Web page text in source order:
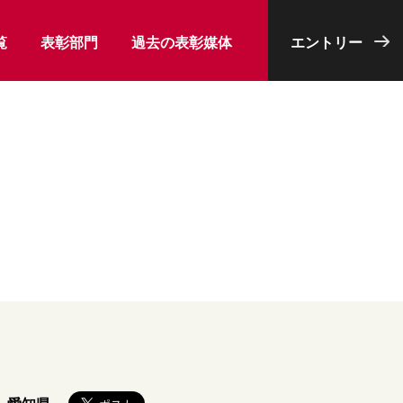
表彰部門 過去の表彰媒体 エントリー